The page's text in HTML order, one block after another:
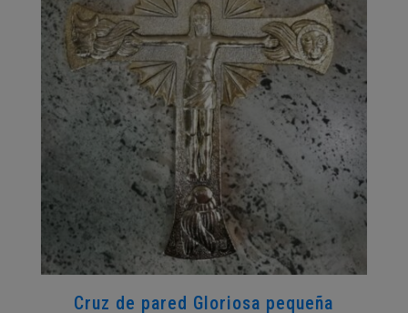
en
la
página
de
producto
Cruz de pared Gloriosa pequeña